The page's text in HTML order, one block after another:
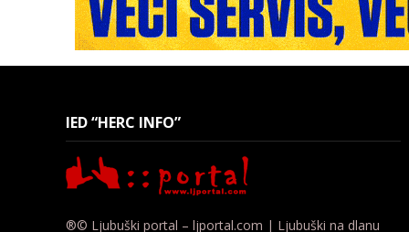
IED “HERC INFO”
®© Ljubuški portal – ljportal.com | Ljubuški na dlanu